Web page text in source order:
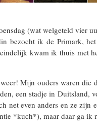
(wat welgeteld vier
bezocht ik de Primark,
kwam ik thuis met
Mijn ouders waren
een stadje in Duitsland,
net even anders en ze
*kuch*), maar daar ga ik